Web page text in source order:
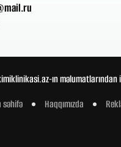
ın
səhifə
Haqqımızda